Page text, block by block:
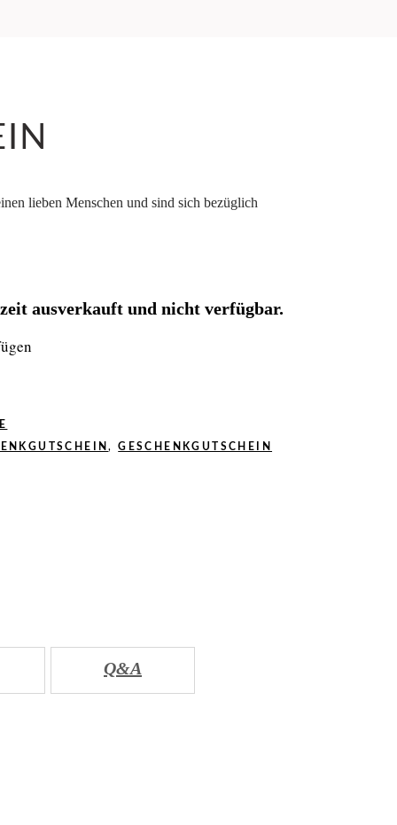
lieben Menschen und sind sich bezüglich
ausverkauft und nicht verfügbar.
,GESCHENKGUTSCHEIN
Q&A